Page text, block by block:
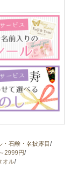
・石鹸・名披露目/
2999円/
オル/